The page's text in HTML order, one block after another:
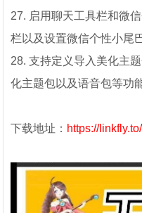
27. 启用聊天工具栏和微
栏以及设置微信个性小尾
28. 支持定义导入美化主
化主题包以及语音包等功
下载地址： https://